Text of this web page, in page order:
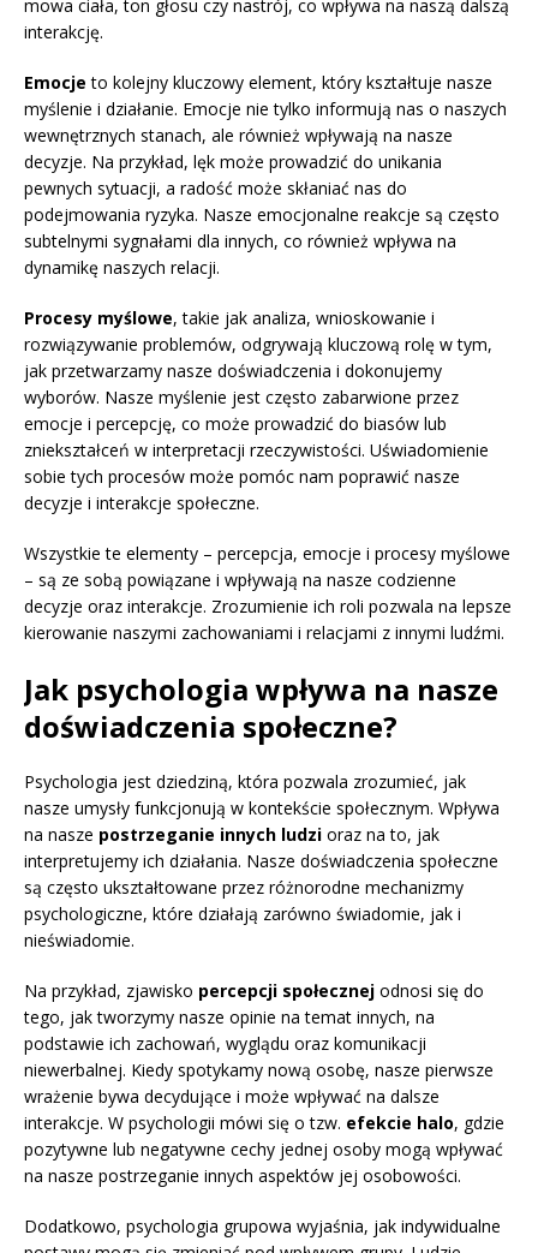
mowa ciała, ton głosu czy nastrój, co wpływa na naszą dalszą
interakcję.
Emocje to kolejny kluczowy element, który kształtuje nasze
myślenie i działanie. Emocje nie tylko informują nas o naszych
wewnętrznych stanach, ale również wpływają na nasze
decyzje. Na przykład, lęk może prowadzić do unikania
pewnych sytuacji, a radość może skłaniać nas do
podejmowania ryzyka. Nasze emocjonalne reakcje są często
subtelnymi sygnałami dla innych, co również wpływa na
dynamikę naszych relacji.
Procesy myślowe, takie jak analiza, wnioskowanie i
rozwiązywanie problemów, odgrywają kluczową rolę w tym,
jak przetwarzamy nasze doświadczenia i dokonujemy
wyborów. Nasze myślenie jest często zabarwione przez
emocje i percepcję, co może prowadzić do biasów lub
zniekształceń w interpretacji rzeczywistości. Uświadomienie
sobie tych procesów może pomóc nam poprawić nasze
decyzje i interakcje społeczne.
Wszystkie te elementy – percepcja, emocje i procesy myślowe
– są ze sobą powiązane i wpływają na nasze codzienne
decyzje oraz interakcje. Zrozumienie ich roli pozwala na lepsze
kierowanie naszymi zachowaniami i relacjami z innymi ludźmi.
Jak psychologia wpływa na nasze
doświadczenia społeczne?
Psychologia jest dziedziną, która pozwala zrozumieć, jak
nasze umysły funkcjonują w kontekście społecznym. Wpływa
na nasze postrzeganie innych ludzi oraz na to, jak
interpretujemy ich działania. Nasze doświadczenia społeczne
są często ukształtowane przez różnorodne mechanizmy
psychologiczne, które działają zarówno świadomie, jak i
nieświadomie.
Na przykład, zjawisko percepcji społecznej odnosi się do
tego, jak tworzymy nasze opinie na temat innych, na
podstawie ich zachowań, wyglądu oraz komunikacji
niewerbalnej. Kiedy spotykamy nową osobę, nasze pierwsze
wrażenie bywa decydujące i może wpływać na dalsze
interakcje. W psychologii mówi się o tzw. efekcie halo, gdzie
pozytywne lub negatywne cechy jednej osoby mogą wpływać
na nasze postrzeganie innych aspektów jej osobowości.
Dodatkowo, psychologia grupowa wyjaśnia, jak indywidualne